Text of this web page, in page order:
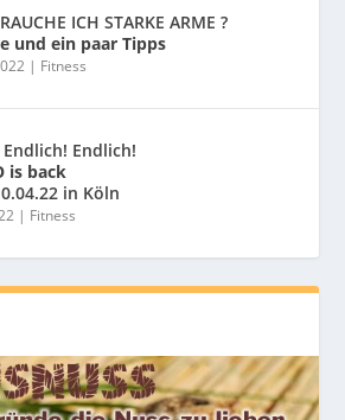
ICH STARKE ARME ?
und ein paar Tipps
| Fitness
Endlich!
is back
in Köln
| Fitness